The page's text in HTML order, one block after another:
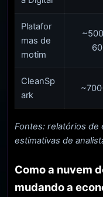
Platafor
mas de
motim
CleanSp
ark
Fontes: relatórios de
estimativas de
Como a nuvem
mudando a